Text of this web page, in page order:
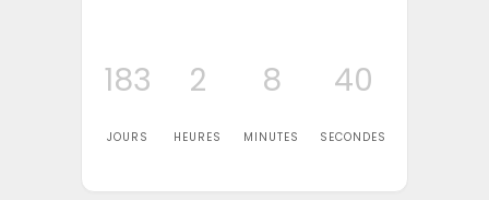
183
JOURS
2
HEURES
8
MINUTES
39
SECONDES